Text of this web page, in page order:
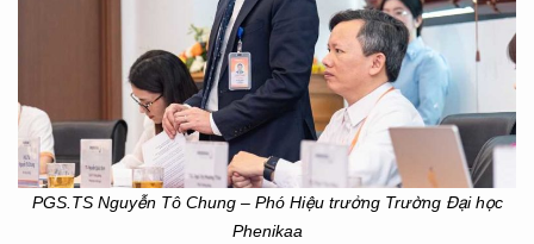
PGS.TS Nguyễn Tô Chung – Phó Hiệu trưởng Trường Đại học
Phenikaa